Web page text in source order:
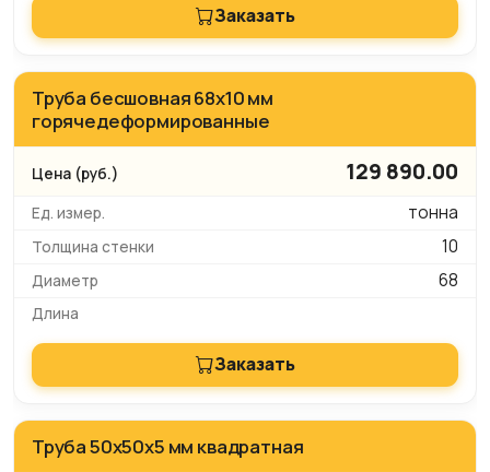
Заказать
Труба бесшовная 68х10 мм
горячедеформированные
129 890.00
тонна
10
68
Заказать
Труба 50х50х5 мм квадратная